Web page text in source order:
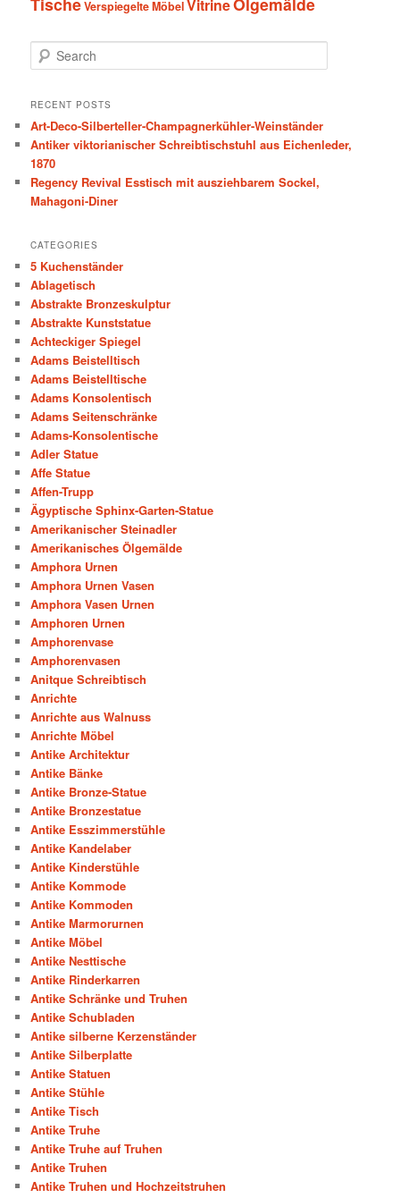
Verspiegelte MöbelVitrine
e
r
h
RECENT POSTS
Art-Deco-Silberteller-Champagnerkühler-Weinständer
Antiker viktorianischer Schreibtischstuhl aus Eichenleder,
1870
Regency Revival Esstisch mit ausziehbarem Sockel,
Mahagoni-Diner
CATEGORIES
5 Kuchenständer
Ablagetisch
Abstrakte Bronzeskulptur
Abstrakte Kunststatue
Achteckiger Spiegel
Adams Beistelltisch
Adams Beistelltische
Adams Konsolentisch
Adams Seitenschränke
Adams-Konsolentische
Adler Statue
Affe Statue
Affen-Trupp
Ägyptische Sphinx-Garten-Statue
Amerikanischer Steinadler
Amerikanisches Ölgemälde
Amphora Urnen
Amphora Urnen Vasen
Amphora Vasen Urnen
Amphoren Urnen
Amphorenvase
Amphorenvasen
Anitque Schreibtisch
Anrichte
Anrichte aus Walnuss
Anrichte Möbel
Antike Architektur
Antike Bänke
Antike Bronze-Statue
Antike Bronzestatue
Antike Esszimmerstühle
Antike Kandelaber
Antike Kinderstühle
Antike Kommode
Antike Kommoden
Antike Marmorurnen
Antike Möbel
Antike Nesttische
Antike Rinderkarren
Antike Schränke und Truhen
Antike Schubladen
Antike silberne Kerzenständer
Antike Silberplatte
Antike Statuen
Antike Stühle
Antike Tisch
Antike Truhe
Antike Truhe auf Truhen
Antike Truhen
Antike Truhen und Hochzeitstruhen